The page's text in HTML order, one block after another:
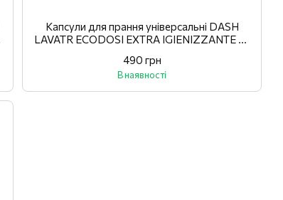
Капсули для прання універсальні DASH
LAVATR ECODOSI EXTRA IGIENIZZANTE 19
490 грн
В наявності